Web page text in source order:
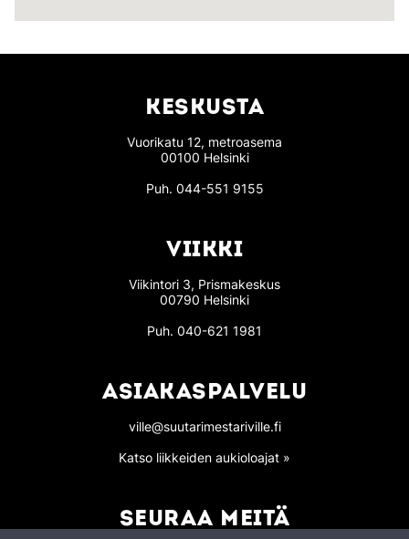
KESKUSTA
Vuorikatu 12, metroasema
00100 Helsinki
Puh. 044-551 9155
VIIKKI
Viikintori 3, Prismakeskus
00790 Helsinki
Puh. 040-621 1981
ASIAKASPALVELU
ville@suutarimestariville.fi
Katso liikkeiden aukioloajat »
SEURAA MEITÄ